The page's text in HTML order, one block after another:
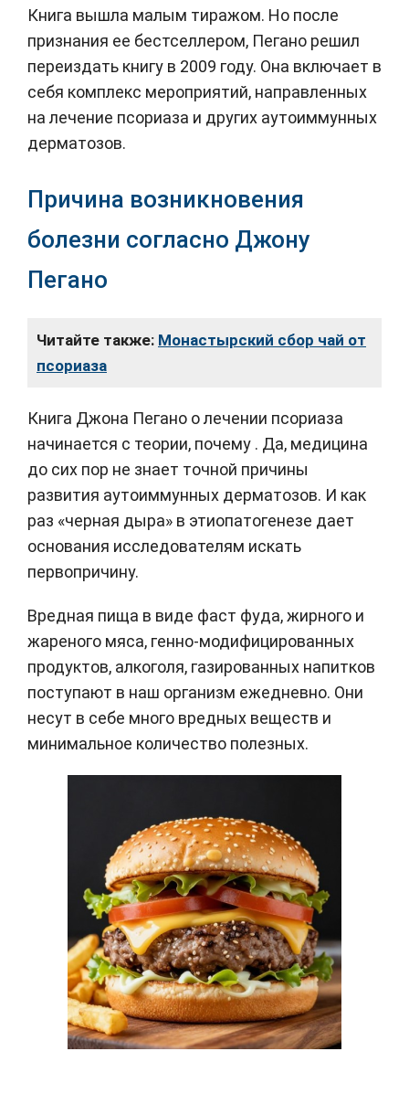
Книга вышла малым тиражом. Но после
признания ее бестселлером, Пегано решил
переиздать книгу в 2009 году. Она включает в
себя комплекс мероприятий, направленных
на лечение псориаза и других аутоиммунных
дерматозов.
Причина возникновения
болезни согласно Джону
Пегано
Читайте также: Монастырский сбор чай от
псориаза
Книга Джона Пегано о лечении псориаза
начинается с теории, почему . Да, медицина
до сих пор не знает точной причины
развития аутоиммунных дерматозов. И как
раз «черная дыра» в этиопатогенезе дает
основания исследователям искать
первопричину.
Вредная пища в виде фаст фуда, жирного и
жареного мяса, генно-модифицированных
продуктов, алкоголя, газированных напитков
поступают в наш организм ежедневно. Они
несут в себе много вредных веществ и
минимальное количество полезных.